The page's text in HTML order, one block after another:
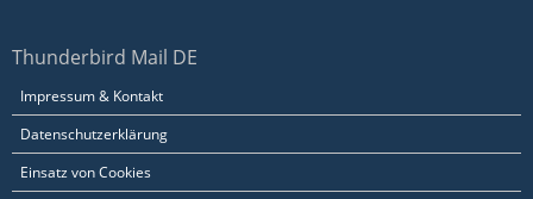
Thunderbird Mail DE
Impressum & Kontakt
Datenschutzerklärung
Einsatz von Cookies